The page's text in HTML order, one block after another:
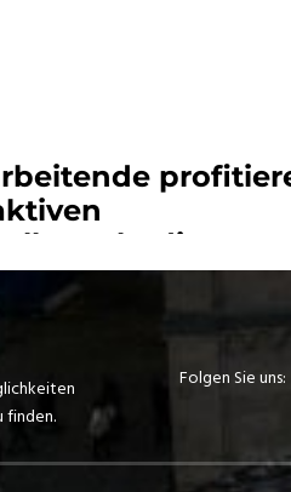
finden.
Folgen Sie uns